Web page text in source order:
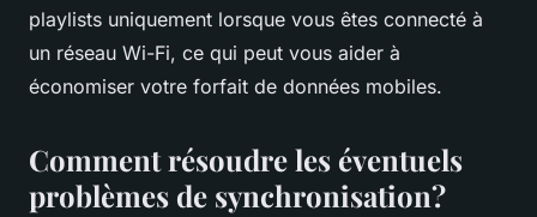
playlists uniquement lorsque vous êtes connecté à
un réseau Wi-Fi, ce qui peut vous aider à
économiser votre forfait de données mobiles.
Comment résoudre les éventuels
problèmes de synchronisation?